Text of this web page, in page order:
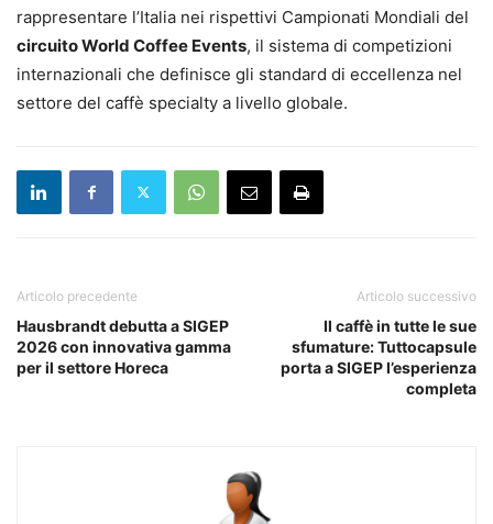
rappresentare l’Italia nei rispettivi Campionati Mondiali del
circuito World Coffee Events, il sistema di competizioni
internazionali che definisce gli standard di eccellenza nel
settore del caffè specialty a livello globale.
Articolo precedente
Hausbrandt debutta a SIGEP
2026 con innovativa gamma
per il settore Horeca
Articolo successivo
Il caffè in tutte le sue
sfumature: Tuttocapsule
porta a SIGEP l’esperienza
completa